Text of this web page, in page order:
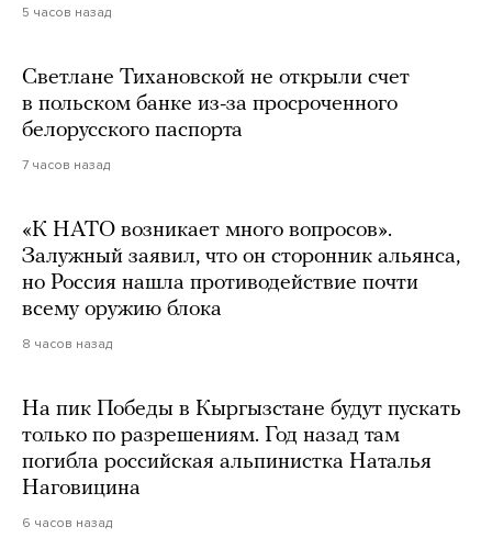
5 часов назад
Светлане Тихановской не открыли счет
в польском банке из-за просроченного
белорусского паспорта
7 часов назад
«К НАТО возникает много вопросов».
Залужный заявил, что он сторонник альянса,
но Россия нашла противодействие почти
всему оружию блока
8 часов назад
На пик Победы в Кыргызстане будут пускать
только по разрешениям. Год назад там
погибла российская альпинистка Наталья
Наговицина
6 часов назад